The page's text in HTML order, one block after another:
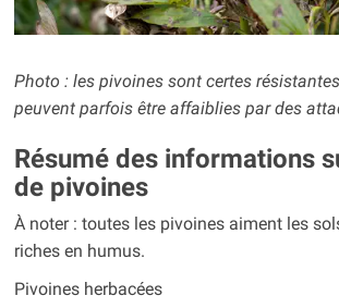
Photo : les pivoines sont certes
peuvent parfois être affaiblies par des
Résumé des informations
de pivoines
À noter : toutes les pivoines aiment les
riches en humus.
Pivoines herbacées